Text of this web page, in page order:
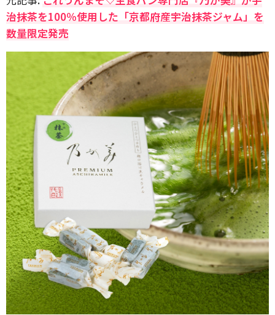
治抹茶を100％使用した「京都府産宇治抹茶ジャム」を
数量限定発売